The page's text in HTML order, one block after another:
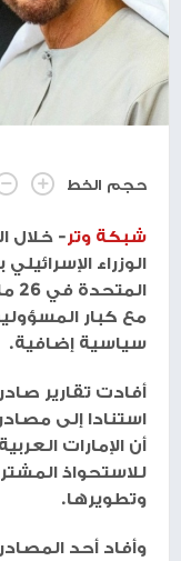
حجم الخط
شبكة وتر - خلال
الوزراء
مع كبار
سياسية إضافية.
أفادت تقارير
استنادا إلى
أن الإمارات
للاستحواذ
وتطويرها.
وأفاد أحد